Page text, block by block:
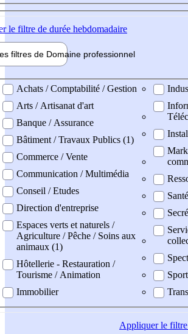
le filtre de durée hebdomadaire
filtres de Domaine professionnel
professionel
Achats / Comptabilité / Gestion
Arts / Artisanat d'art
Banque / Assurance
Bâtiment / Travaux Publics (1)
Commerce / Vente
Communication / Multimédia
Conseil / Etudes
Direction d'entreprise
Espaces verts et naturels /
Agriculture / Pêche / Soins aux
animaux (1)
Hôtellerie - Restauration /
Tourisme / Animation
Immobilier
Santé
Sport
Appliquerle filtre